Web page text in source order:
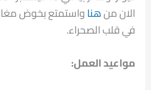
الان منهناواستمتع بخوض
في قلب الصحراء.
مواعيد العمل: